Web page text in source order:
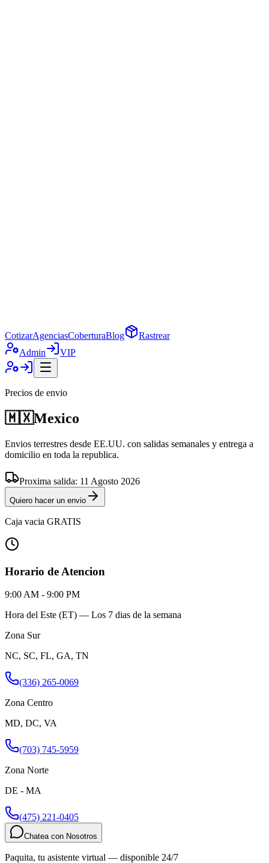
CotizarAgenciasCoberturaBlog
Rastrear
Admin
VIP
Precios de envio
🇲🇽Mexico
Envios terrestres desde EE.UU. con salidas semanales y entrega a
domicilio en toda la republica.
Proxima salida: 11 Agosto 2026
Quiero hacer un envio
Caja vacia GRATIS
Horario de Atencion
9:00 AM - 9:00 PM
Hora del Este (ET) — Los 7 dias de la semana
Zona Sur
NC, SC, FL, GA, TN
(336) 265-0069
Zona Centro
MD, DC, VA
(703) 745-5959
Zona Norte
DE - MA
(475) 221-0405
Chatea con Nosotros
Paquita, tu asistente virtual — disponible 24/7